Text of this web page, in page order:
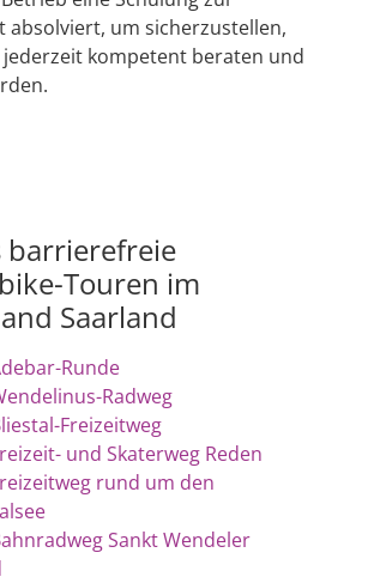
absolviert, um sicherzustellen,
jederzeit kompetent beraten und
barrierefreie
Touren im
Saarland
Runde
Radweg
Freizeitweg
und Skaterweg Reden
rund um den
Sankt Wendeler